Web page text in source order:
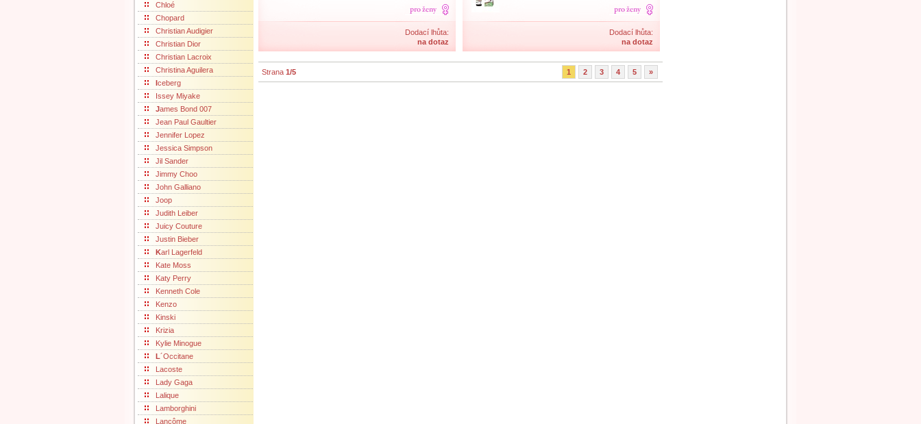
Chloé
Chopard
Christian Audigier
Christian Dior
Christian Lacroix
Christina Aguilera
Iceberg
Issey Miyake
James Bond 007
Jean Paul Gaultier
Jennifer Lopez
Jessica Simpson
Jil Sander
Jimmy Choo
John Galliano
Joop
Judith Leiber
Juicy Couture
Justin Bieber
Karl Lagerfeld
Kate Moss
Katy Perry
Kenneth Cole
Kenzo
Kinski
Krizia
Kylie Minogue
L´Occitane
Lacoste
Lady Gaga
Lalique
Lamborghini
Lancôme
Dodací lhůta:
na dotaz
Dodací lhůta:
na dotaz
Strana 1/5 »
5
4
3
2
1